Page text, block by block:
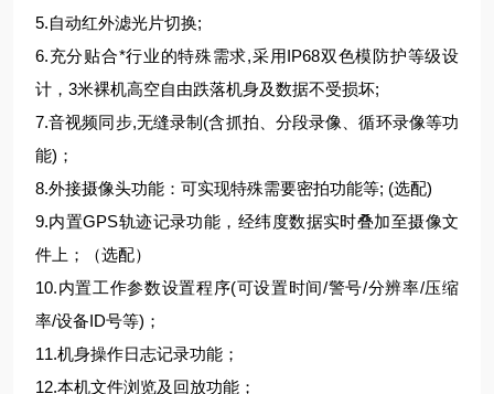
5.自动红外滤光片切换;
6.充分贴合*行业的特殊需求,采用IP68双色模防护等级设
计，3米裸机高空自由跌落机身及数据不受损坏;
7.音视频同步,无缝录制(含抓拍、分段录像、循环录像等功
能)；
8.外接摄像头功能：可实现特殊需要密拍功能等; (选配)
9.内置GPS轨迹记录功能，经纬度数据实时叠加至摄像文
件上；（选配）
10.内置工作参数设置程序(可设置时间/警号/分辨率/压缩
率/设备ID号等)；
11.机身操作日志记录功能；
12.本机文件浏览及回放功能；